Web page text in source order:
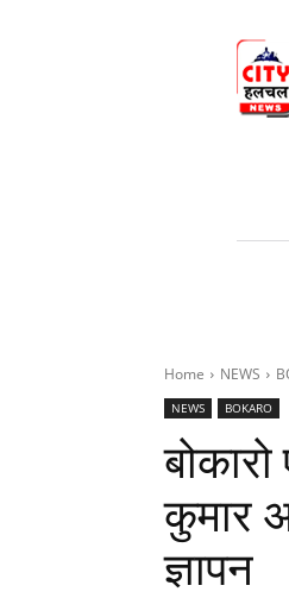
Home NEWS
NEWS BOKARO
कुमार
ज्ञापन